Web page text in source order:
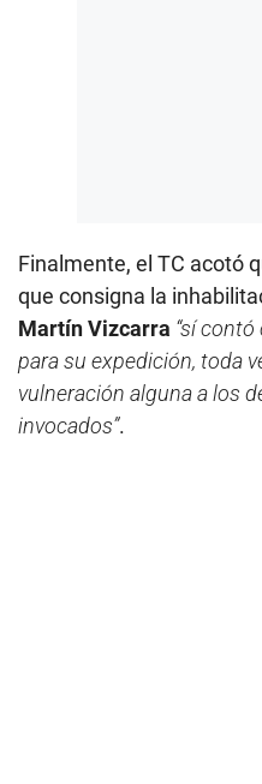
Finalmente, el TC acotó
que consigna la
Martín Vizcarra “sí
para su expedición, toda
vulneración alguna a los
invocados”.